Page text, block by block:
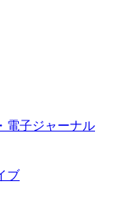
電子ジャーナル
ブ